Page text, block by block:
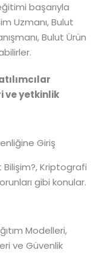
başarıyla
Uzmanı, Bulut
Bulut Ürün
ve yetkinlik
Giriş
Bilişim?, Kriptografi
gibi konular.
Modelleri,
ve Güvenlik